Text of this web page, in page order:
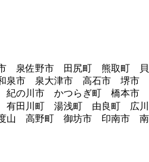
泉佐野市 田尻町 熊取町 貝
泉市 泉大津市 高石市 堺市
紀の川市 かつらぎ町 橋本市
田川町 湯浅町 由良町 広川
山 高野町 御坊市 印南市 南